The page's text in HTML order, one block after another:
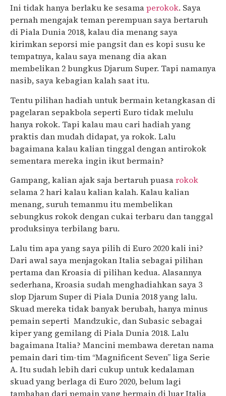
Ini tidak hanya berlaku ke sesamaperokok. Saya
pernah mengajak teman perempuan saya bertaruh
di Piala Dunia 2018, kalau dia menang saya
kirimkan seporsi mie pangsit dan es kopi susu ke
tempatnya, kalau saya menang dia akan
membelikan 2 bungkus Djarum Super. Tapi namanya
nasib, saya kebagian kalah saat itu.
Tentu pilihan hadiah untuk bermain ketangkasan di
pagelaran sepakbola seperti Euro tidak melulu
hanya rokok. Tapi kalau mau cari hadiah yang
praktis dan mudah didapat, ya rokok. Lalu
bagaimana kalau kalian tinggal dengan antirokok
sementara mereka ingin ikut bermain?
Gampang, kalian ajak saja bertaruh puasarokok
selama 2 hari kalau kalian kalah. Kalau kalian
menang, suruh temanmu itu membelikan
sebungkus rokok dengan cukai terbaru dan tanggal
produksinya terbilang baru.
Lalu tim apa yang saya pilih di Euro 2020 kali ini?
Dari awal saya menjagokan Italia sebagai pilihan
pertama dan Kroasia di pilihan kedua. Alasannya
sederhana, Kroasia sudah menghadiahkan saya 3
slop Djarum Super di Piala Dunia 2018 yang lalu.
Skuad mereka tidak banyak berubah, hanya minus
pemain seperti Mandzukic, dan Subasic sebagai
kiper yang gemilang di Piala Dunia 2018. Lalu
bagaimana Italia? Mancini membawa deretan nama
pemain dari tim-tim “Magnificent Seven” liga Serie
A. Itu sudah lebih dari cukup untuk kedalaman
skuad yang berlaga di Euro 2020, belum lagi
tambahan dari pemain yang bermain di luar Italia